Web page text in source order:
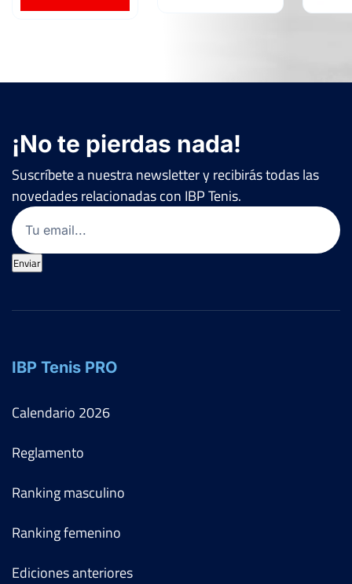
Rd Jugador
Marcador
¡No te pierdas nada!
Suscríbete a nuestra newsletter y recibirás todas las
novedades relacionadas con IBP Tenis.
Email
Enviar
IBP Tenis PRO
Calendario 2026
Reglamento
Ranking masculino
Ranking femenino
Ediciones anteriores